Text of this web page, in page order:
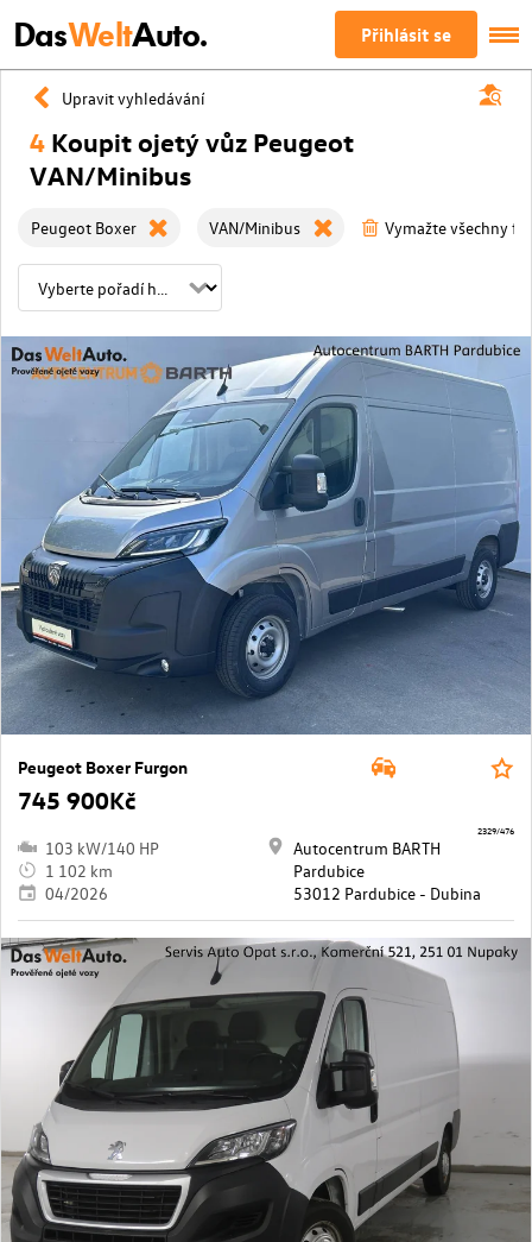
DasWeltAuto. Přihlásit se
Upravit vyhledávání
4 Koupit ojetý vůz Peugeot
VAN/Minibus
Peugeot Boxer VAN/Minibus Vymažte všechny
Peugeot Boxer Furgon
745 900Kč
103 kW/140 HP
1 102 km
04/2026
Autocentrum BARTH
Pardubice
53012 Pardubice - Dubina
2329/476